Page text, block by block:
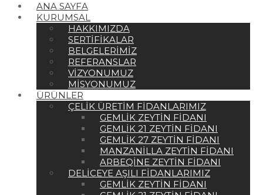
ANA SAYFA
KURUMSAL
HAKKIMIZDA
SERTIFIKALAR
BELGELERIMIZ
REFERANSLAR
VIZYONUMUZ
MISYONUMUZ
ÜRÜNLER
ÇELIK ÜRETIM FIDANLARIMIZ
GEMLIK ZEYTIN FIDANI
GEMLIK 21 ZEYTIN FIDANI
GEMLIK 27 ZEYTIN FIDANI
MANZANILLA ZEYTIN FIDANI
ARBEQINE ZEYTIN FIDANI
DELICEYE AŞILI FIDANLARIMIZ
GEMLIK ZEYTIN FIDANI